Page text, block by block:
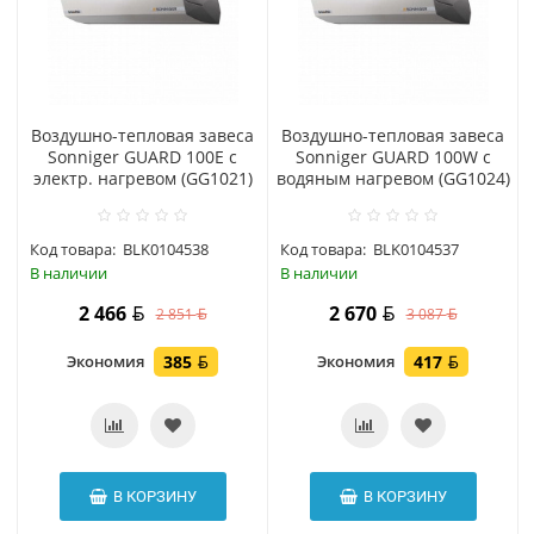
Воздушно-тепловая завеса
Sonniger GUARD 100E с
электр. нагревом (GG1021)
Код товара: BLK0104538
В наличии
2 466 2 851
Экономия 385
В КОРЗИНУ
Воздушно-тепловая завеса
Sonniger GUARD 100W с
водяным нагревом (GG1024)
Код товара: BLK0104537
В наличии
2 670 3 087
Экономия 417
В КОРЗИНУ